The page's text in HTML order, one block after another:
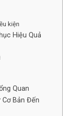
kiện
Hiệu Quả
Quan
Bản Đến